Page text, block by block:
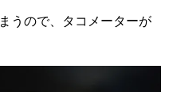
うので、タコメーターが